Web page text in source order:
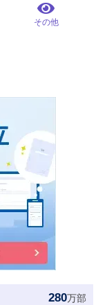
その他
280万部